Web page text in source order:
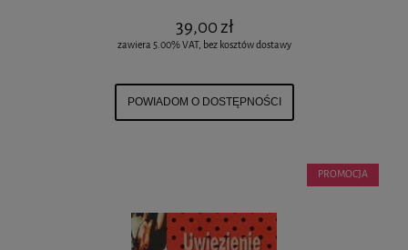
39,00 zł
zawiera 5.00% VAT, bez kosztów dostawy
POWIADOM O DOSTĘPNOŚCI
PROMOCJA